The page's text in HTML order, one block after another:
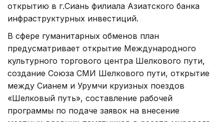
открытию в г.Сиань филиала Азиатского банка
инфраструктурных инвестиций.
В сфере гуманитарных обменов план
предусматривает открытие Международного
культурного торгового центра Шелкового пути,
создание Союза СМИ Шелкового пути, открытие
между Сианем и Урумчи круизных поездов
«Шелковый путь», составление рабочей
программы по подаче заявок на внесение